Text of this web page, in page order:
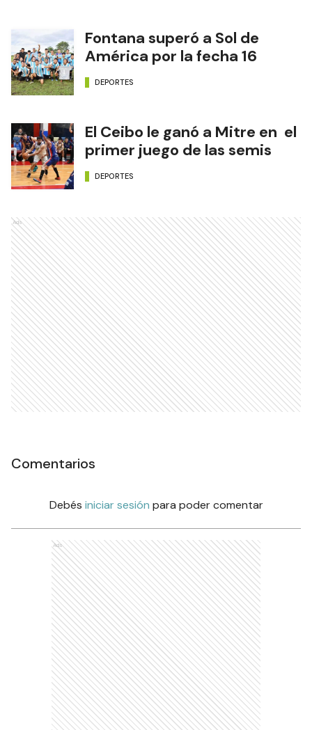
Fontana superó a Sol de
América por la fecha 16
DEPORTES
El Ceibo le ganó a Mitre en el
primer juego de las semis
DEPORTES
Ads
Comentarios
Debés iniciar sesión para poder comentar
Ads